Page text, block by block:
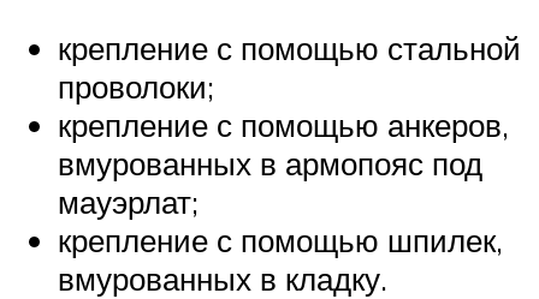
крепление с помощью стальной
проволоки;
крепление с помощью анкеров,
вмурованных в армопояс под
мауэрлат;
крепление с помощью шпилек,
вмурованных в кладку.